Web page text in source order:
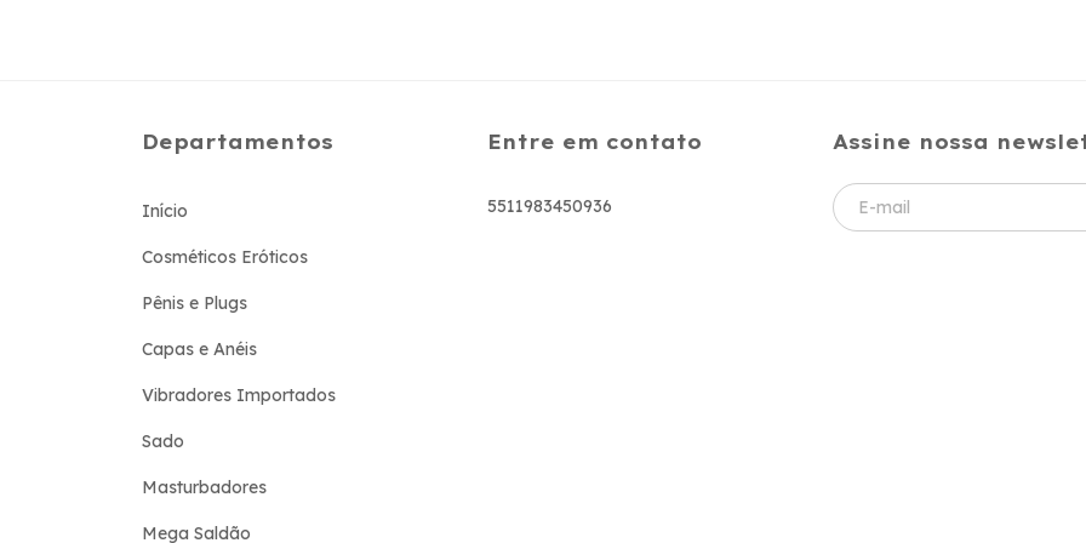
Departamentos
Início
Cosméticos Eróticos
Pênis e Plugs
Capas e Anéis
Vibradores Importados
Sado
Masturbadores
Mega Saldão
Entre em contato
5511983450936
Assine nossa